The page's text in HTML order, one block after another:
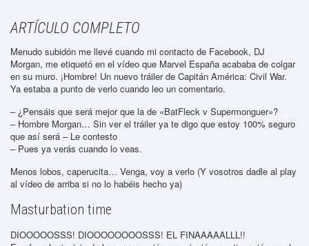
ARTÍCULO COMPLETO
Menudo subidón me llevé cuando mi contacto de Facebook, DJ
Morgan, me etiquetó en el vídeo que Marvel España acababa de colgar
en su muro. ¡Hombre! Un nuevo tráiler de Capitán América: Civil War.
Ya estaba a punto de verlo cuando leo un comentario.
– ¿Pensáis que será mejor que la de «BatFleck v Supermonguer»?
– Hombre Morgan… Sin ver el tráiler ya te digo que estoy 100% seguro
que así será – Le contesto
– Pues ya verás cuando lo veas.
Menos lobos, caperucita… Venga, voy a verlo (Y vosotros dadle al play
al vídeo de arriba si no lo habéis hecho ya)
Masturbation time
DIOOOOOSSS! DIOOOOOOOOSSS! EL FINAAAAALLL!!